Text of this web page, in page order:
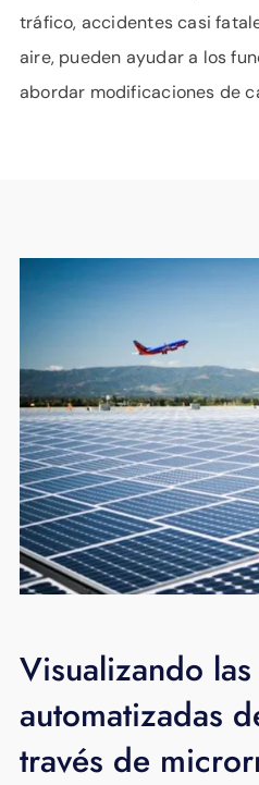
tráfico, accidentes casi
aire, pueden ayudar a los
abordar modificaciones de
Visualizando
automatizadas
través de